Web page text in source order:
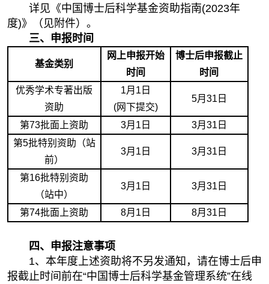
详见《中国博士后科学基金资助指南(2023年
度)》（见附件）。
三、申报时间
基金类别
网上申报开始
时间
博士后申报截止
时间
优秀学术专著出版
资助
1月1日
(网下提交)
5月31日
第73批面上资助 3月1日 3月31日
第5批特别资助（站
前）
3月1日 3月31日
第16批特别资助
（站中）
3月1日 3月31日
第74批面上资助 8月1日 8月31日
四、申报注意事项
1、本年度上述资助将不另发通知，请在博士后申
报截止时间前在“中国博士后科学基金管理系统”在线